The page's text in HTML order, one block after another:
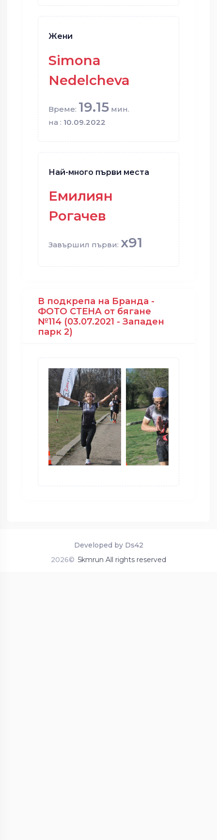
Жени
Simona
Nedelcheva
Време: 19.15 мин.
на : 10.09.2022
Най-много първи места
Емилиян
Рогачев
Завършил първи: x91
В подкрепа на Бранда -
ФОТО СТЕНА от бягане
№114 (03.07.2021 - Западен
парк 2)
2026© 5kmrun All rights reserved
Developed by Ds42